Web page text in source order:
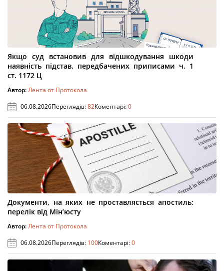
Якщо суд встановив для відшкодування шкоди
наявність підстав, передбачених приписами ч. 1
ст. 1172 Ц
Автор:Лента от Протокола
06.08.2026Переглядів:82Коментарі:0
Документи, на яких не проставляється апостиль:
перелік від Мін’юсту
Автор:Лента от Протокола
06.08.2026Переглядів: 100Коментарі:0